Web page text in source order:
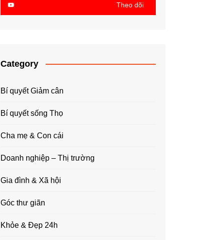
Theo dõi
Category
Bí quyết Giảm cân
Bí quyết sống Thọ
Cha mẹ & Con cái
Doanh nghiệp – Thị trường
Gia đình & Xã hội
Góc thư giãn
Khỏe & Đẹp 24h